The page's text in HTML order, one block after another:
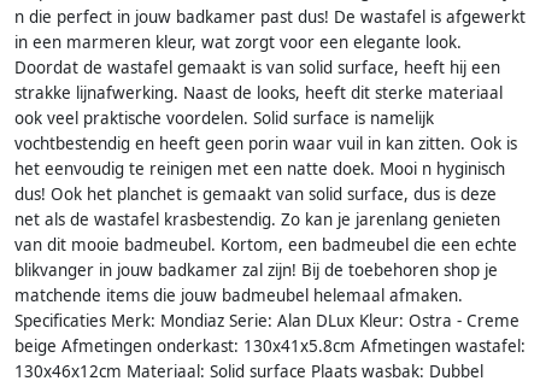
n die perfect in jouw badkamer past dus! De wastafel is afgewerkt
in een marmeren kleur, wat zorgt voor een elegante look.
Doordat de wastafel gemaakt is van solid surface, heeft hij een
strakke lijnafwerking. Naast de looks, heeft dit sterke materiaal
ook veel praktische voordelen. Solid surface is namelijk
vochtbestendig en heeft geen porin waar vuil in kan zitten. Ook is
het eenvoudig te reinigen met een natte doek. Mooi n hyginisch
dus! Ook het planchet is gemaakt van solid surface, dus is deze
net als de wastafel krasbestendig. Zo kan je jarenlang genieten
van dit mooie badmeubel. Kortom, een badmeubel die een echte
blikvanger in jouw badkamer zal zijn! Bij de toebehoren shop je
matchende items die jouw badmeubel helemaal afmaken.
Specificaties Merk: Mondiaz Serie: Alan DLux Kleur: Ostra - Creme
beige Afmetingen onderkast: 130x41x5.8cm Afmetingen wastafel:
130x46x12cm Materiaal: Solid surface Plaats wasbak: Dubbel